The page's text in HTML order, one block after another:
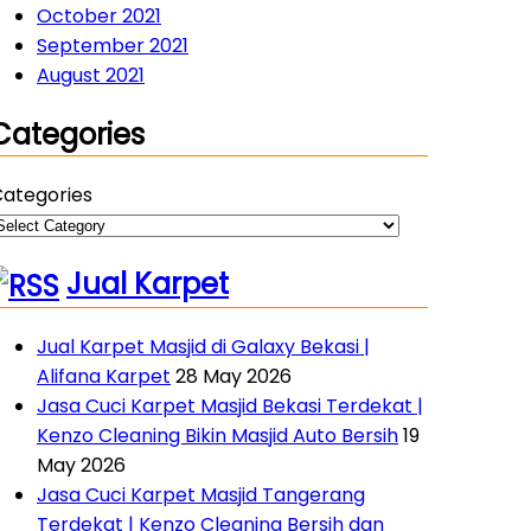
October 2021
September 2021
August 2021
Jual Karpet
Jual Karpet Masjid di Galaxy Bekasi |
Alifana Karpet 28 May 2026
Jasa Cuci Karpet Masjid Bekasi Terdekat |
Kenzo Cleaning Bikin Masjid Auto Bersih19
May 2026
Jasa Cuci Karpet Masjid Tangerang
Terdekat | Kenzo Cleaning Bersih dan